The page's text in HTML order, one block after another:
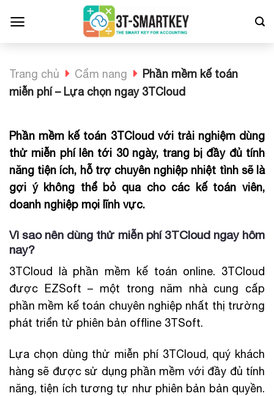
qua
Trang chủ Cẩm nang
Phần mềm kế toán
miễn phí – Lựa chọn ngay 3TCloud
Phần mềm kế toán 3TCloud với trải nghiệm dùng
thử miễn phí lên tới 30 ngày, trang bị đầy đủ tính
năng tiện ích, hỗ trợ chuyên nghiệp nhiệt tình sẽ là
gợi ý không thể bỏ qua cho các kế toán viên,
doanh nghiệp mọi lĩnh vực.
Vì sao nên dùng thử miễn phí 3TCloud ngay hôm
nay?
3TCloud là phần mềm kế toán online. 3TCloud
được EZSoft – một trong năm nhà cung cấp
phần mềm kế toán chuyên nghiệp nhất thị trường
phát triển từ phiên bản offline 3TSoft.
Lựa chọn dùng thử miễn phí 3TCloud, quý khách
hàng sẽ được sử dụng phần mềm với đầy đủ tính
năng, tiện ích tương tự như phiên bản bản quyền.